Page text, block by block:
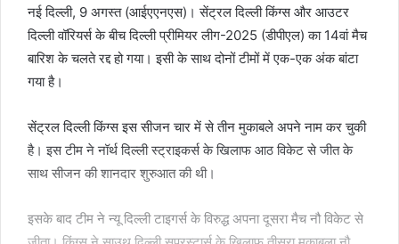
नई दिल्ली, 9 अगस्त (आईएएनएस)। सेंट्रल दिल्ली किंग्स और आउटर
दिल्ली वॉरियर्स के बीच दिल्ली प्रीमियर लीग-2025 (डीपीएल) का 14वां मैच
बारिश के चलते रद्द हो गया। इसी के साथ दोनों टीमों में एक-एक अंक बांटा
गया है।
सेंट्रल दिल्ली किंग्स इस सीजन चार में से तीन मुकाबले अपने नाम कर चुकी
है। इस टीम ने नॉर्थ दिल्ली स्ट्राइकर्स के खिलाफ आठ विकेट से जीत के
साथ सीजन की शानदार शुरुआत की थी।
इसके बाद टीम ने न्यू दिल्ली टाइगर्स के विरुद्ध अपना दूसरा मैच नौ विकेट से